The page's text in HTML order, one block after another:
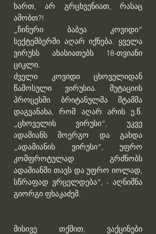
ხართ, არ გრცხვენიათ, რასაც
ამობთ?!
„ჩინური ბაბუა კოვიდი“
სექტემბერში აღარ იქნება. ყველა
ვირუსს ახასიათებს 18-თვიანი
ციკლი.
ძველი კოვიდი ცხოველიდან
წამოსული ვირუსია. მუტაციის
პროცესში ბრიტანულმა შტამმა
დაგვანახა, რომ აღარ არის ე.წ.
„ცხოველის ვირუსი“, უკვე
ადამიანს მოერგო და გახდა
„ადამიანის ვირუსი“, უფრო
კომფროტულად გრძნობს
ადამიანში თავს და უფრო იოლად,
სწრაფად ვრცელდება“, - აღნიშნა
გიორგი ფხაკაძემ.
მისივე თქმით, ვაქცინები